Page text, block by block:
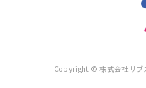
Copyright © 株式会社サブ